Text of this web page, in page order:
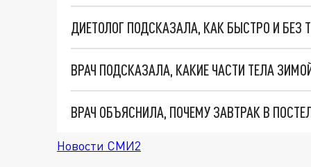
ДИЕТОЛОГ ПОДСКАЗАЛА, КАК БЫСТРО И БЕЗ
ВРАЧ ПОДСКАЗАЛА, КАКИЕ ЧАСТИ ТЕЛА
ВРАЧ ОБЪЯСНИЛА, ПОЧЕМУ ЗАВТРАК В
Новости СМИ2